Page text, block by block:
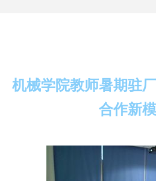
机械学院教师暑期驻
合作新